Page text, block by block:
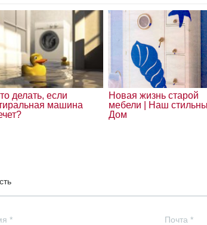
делать, если
машина
Новая жизнь старой
мебели | Наш
Дом
* Почта *